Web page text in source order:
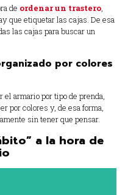
de ordenar un trastero,
que etiquetar las cajas. De esa
las cajas para buscar un
por colores
armario por tipo de prenda,
por colores y, de esa forma,
sin tener que pensar.
a la hora de